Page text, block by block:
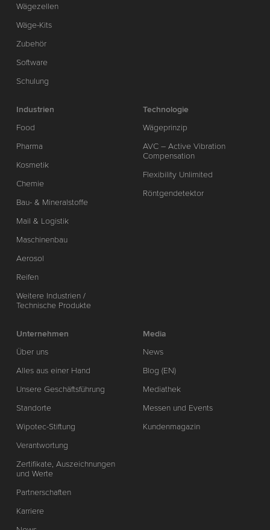
Wägezellen
Wäge-Kits
Zubehör
Software
Schulung
Industrien
Food
Pharma
Kosmetik
Chemie
Bau- & Mineralstoffe
Mail & Logistik
Maschinenbau
Aerosol
Reifen
Weitere Industrien /
Technische Produkte
Technologie
Wägeprinzip
AVC – Active Vibration
Compensation
Flexibility Unlimited
Röntgendetektor
Unternehmen
Über uns
Alles aus einer Hand
Unsere Geschäftsführung
Standorte
Wipotec-Stiftung
Verantwortung
Zertifikate, Auszeichnungen
und Werte
Partnerschaften
Karriere
Media
News
Blog (EN)
Mediathek
Messen und Events
Kundenmagazin